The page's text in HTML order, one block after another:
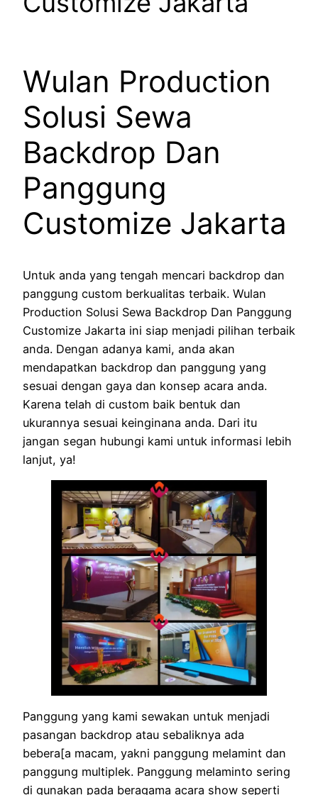
Wulan Production
Solusi Sewa
Backdrop Dan
Panggung
Customize Jakarta
Untuk anda yang tengah mencari backdrop dan
panggung custom berkualitas terbaik. Wulan
Production Solusi Sewa Backdrop Dan Panggung
Customize Jakarta ini siap menjadi pilihan terbaik
anda. Dengan adanya kami, anda akan
mendapatkan backdrop dan panggung yang
sesuai dengan gaya dan konsep acara anda.
Karena telah di custom baik bentuk dan
ukurannya sesuai keinginana anda. Dari itu
jangan segan hubungi kami untuk informasi lebih
lanjut, ya!
Panggung yang kami sewakan untuk menjadi
pasangan backdrop atau sebaliknya ada
bebera[a macam, yakni panggung melamint dan
panggung multiplek. Panggung melaminto sering
di gunakan pada beragama acara show seperti